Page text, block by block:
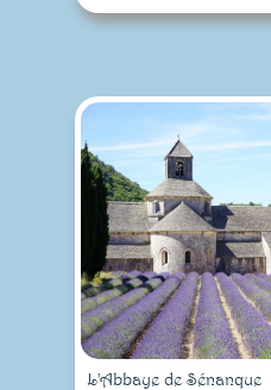
L'Abbaye de Sénanque